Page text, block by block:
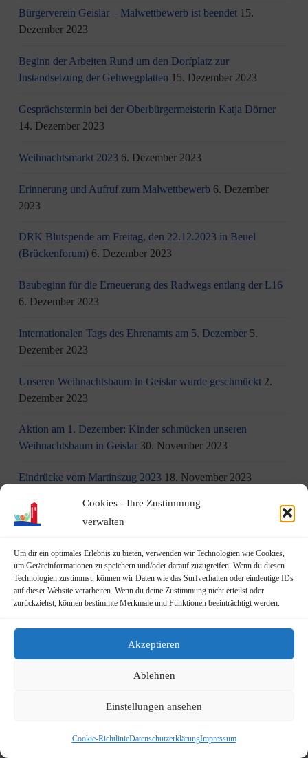
Cookies - Ihre Zustimmung
verwalten
Um dir ein optimales Erlebnis zu bieten, verwenden wir Technologien wie Cookies,
um Geräteinformationen zu speichern und/oder darauf zuzugreifen. Wenn du diesen
Technologien zustimmst, können wir Daten wie das Surfverhalten oder eindeutige IDs
auf dieser Website verarbeiten. Wenn du deine Zustimmung nicht erteilst oder
zurückziehst, können bestimmte Merkmale und Funktionen beeinträchtigt werden.
Akzeptieren
Ablehnen
Einstellungen ansehen
Cookie-RichtlinieDatenschutzerklärungImpressum
Bürgerverein Geislar – Malwettbewerb ist beendet 15.
Dezember 2023
Beginn der Arbeiten Rund um den Dorfplatz zur
Instandsetzung der Gehwegplatten 15. Dezember 2023
Gesprächstermin bei der Oberbürgermeisterin Katja Dörner
14. Dezember 2023
Weihnachtsmarkt 2023 6. Dezember 2023
Erinnerung und Aufruf zum Malwettbewerb 6. Dezember
2023
DRK Blutspende am Freitag, den 22.12.2023 in Beuel
(Brückenforum) 6. Dezember 2023
Baubeginn für die Erneuerung des Radwegs entlang der L16
6. Dezember 2023
Internationalen Tags des Ehrenamts am 5. Dezember 5.
Dezember 2023
Unseren Weihnachtsbaum in Geislar wurde geschmückt 2.
Dezember 2023
Aktion am 1. Dezember: Kinder schmücken unseren
Weihnachtsbaum in Geislar 30. November 2023
Eindrücke vom Martinszug 2023 18. November 2023
„Hubertusklause“ öffnet (endlich) wieder 12. November 2023
Neuer Standort der Jugendarbeit „op Jöck“ vom
JUgendZEntrum Haus Michael 9. November 2023